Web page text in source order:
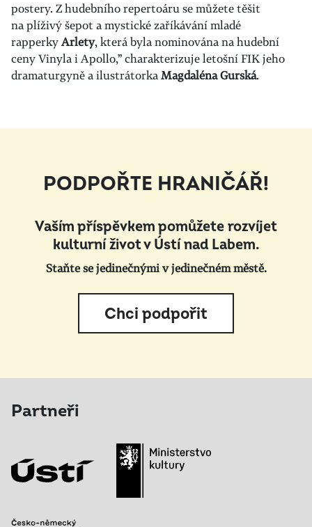
postery. Z hudebního repertoáru se můžete těšit
na plíživý šepot a mystické zaříkávání mladé
rapperkyArlety, která byla nominována na hudební
ceny Vinyla i Apollo,” charakterizuje letošní FIK jeho
dramaturgyně a ilustrátorkaMagdaléna Gurská.
PODPOŘTE HRANIČÁŘ!
Vaším příspěvkem pomůžete rozvíjet
kulturní život v Ústí nad Labem.
Staňte se jedinečnými v jedinečném městě.
Chci podpořit
Partneři